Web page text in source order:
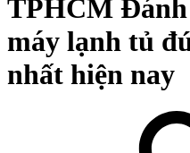
TPHCM
máy lạnh tủ
nhất hiện nay